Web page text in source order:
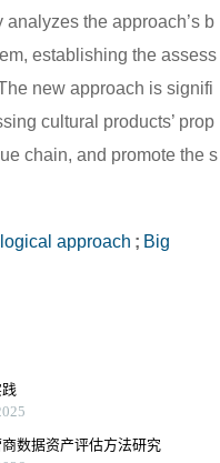
the approach’s b
establishing the assess
new approach is signifi
cultural products’ prop
chain, and promote the s
approach ; Big
数据资产评估方法研究